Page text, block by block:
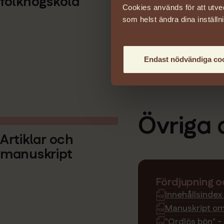
Cookies används för att
som helst ändra dina
Endast nödvändiga
Åter till
Artiklar och
manuskript
Övriga
Fördjupning
Manuskript